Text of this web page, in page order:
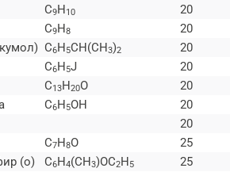
C9H10
20
C9H8
20
C6H5CH(СН3)2
20
C6H5J
20
C13H20O
20
C6H5ОН
20
20
C7H8O
25
(о)
C6H4(СН3)ОС2H5
25